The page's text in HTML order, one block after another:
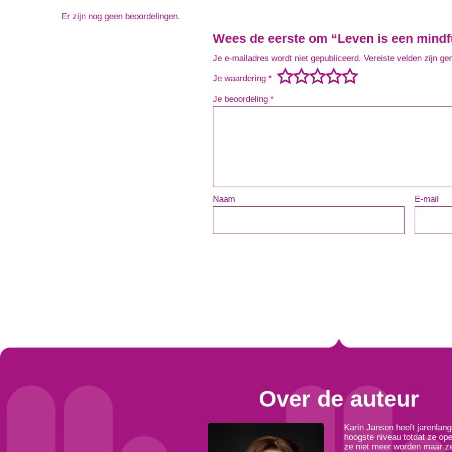
Er zijn nog geen beoordelingen.
Wees de eerste om “Leven is een
Je e-mailadres wordt niet gepubliceerd. Vereiste velden zijn
Je waardering *
Je beoordeling *
Naam E-mail
Over de auteur
Karin Jansen heeft
hoogste niveau totdat ze
ze niet meer worden maar